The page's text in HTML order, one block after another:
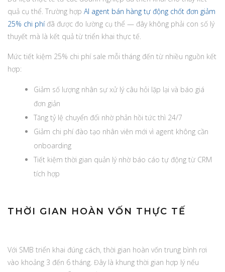
quả cụ thể. Trường hợp AI agent bán hàng tự động chốt đơn giảm
25% chi phíđã được đo lường cụ thể — đây không phải con số lý
thuyết mà là kết quả từ triển khai thực tế.
Mức tiết kiệm 25% chi phí sale mỗi tháng đến từ nhiều nguồn kết
hợp:
Giảm số lượng nhân sự xử lý câu hỏi lặp lại và báo giá
đơn giản
Tăng tỷ lệ chuyển đổi nhờ phản hồi tức thì 24/7
Giảm chi phí đào tạo nhân viên mới vì agent không cần
onboarding
Tiết kiệm thời gian quản lý nhờ báo cáo tự động từ CRM
tích hợp
THỜI GIAN HOÀN VỐN THỰC TẾ
Với SMB triển khai đúng cách, thời gian hoàn vốn trung bình rơi
vào khoảng 3 đến 6 tháng. Đây là khung thời gian hợp lý nếu